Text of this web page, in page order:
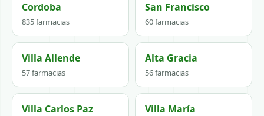
Cordoba
835 farmacias
San Francisco
60 farmacias
Villa Allende
57 farmacias
Alta Gracia
56 farmacias
Villa Carlos Paz Villa María